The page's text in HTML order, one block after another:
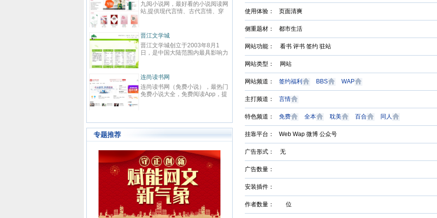
九阅小说网，最好看的小说阅读网
站,提供现代言情、古代言情、穿
强、免费小说等在线阅读。每日最
快更新,页面简洁,访问速度快
纵横中文网成立于2008年9月，是
百度文学旗下的大型中文原创阅读
网站，坚持原创精品的建站理念，
致力于本土优秀文化的传承、革
鼎、激扬与全球化扩展，力求打造
文化平台，扶助并引导大师级作者
与史诗级作品的产生，推动中华文
化软力量的崛兴。纵横中文网拥
优秀品牌与资源，深入贯穿线上阅
读，线下出版、动漫改编、游戏改
编、影视改编等整条文化产业链。
经过多年努力，纵横中文网取得了
显著的成绩，书库存量超过16万
部，日独立IP超过260万，PV超过
6000万，成为国内一流的中文原
晋江文学城
晋江文学城创立于2003年8月1
日，是中国大陆范围内最具影响力
耽美、爱情等原创网络小说而著
名。 截止到2015年3月31日，晋
江文学城拥有在线作品177万余
部，穿越、言情、影视、都市爱
的这种不落窠臼的行事作风也在行
和两万余名签约作者在这个平台上
日更不辍，为广大网络文学爱好者
献上了一部又一部可以堪称经典的
网络文学著作。其中得以出版作品
的作者达到3000人，每天有近1万
新用户注册、750部新作品诞生，
两本新书被成功代理出版，上百部
作品签约影视，过万部作品引入手
机分销渠道，其口碑卓著的良心服
起点中文网(www.qidian.com)创
创文学网站，隶属于国内最大的数
字内容综合平台——阅文集团旗
下。起点中文网以推动中国原创文
学事业为宗旨，长期致力于原创文
学作者的挖掘与培养，并取得了巨
大成果
连尚读书网
连尚读书网（免费小说），最热门
免费小说大全，免费阅读App，提
红袖添香
全球领先的女性文学数字版权运营
商之一，中文女性阅读第一品牌。
拥有完善的投稿系统、个人文集系
统、媒体联络发表系统及高创作水
240万注册用户提供涵盖小说、散
文、杂文、诗歌、歌词、剧本、日
记等体裁的高品质创作和阅读服
写作及出版领域独占高地。网站拥
专题推荐
使用体验：页面清爽
侧重题材：都市生活
网站功能： 看书 评书 签约 驻站
网站类型： 网站
网站频道：签约福利 BBS WAP
主打频道：言情
特色频道：免费 全本 耽美 百合 同人
挂靠平台：Web Wap 微博 公众号
广告形式： 无
广告数量：
安装插件：
作者数量： 位